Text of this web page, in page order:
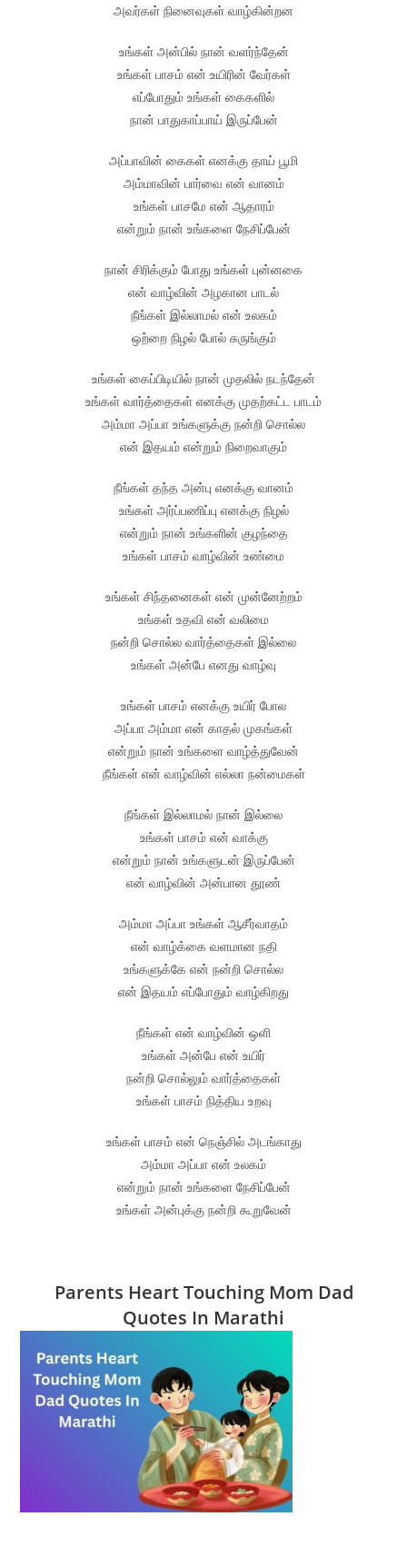
அவர்கள் நினைவுகள் வாழ்கின்றன
உங்கள் அன்பில் நான் வளர்ந்தேன்
உங்கள் பாசம் என் உயிரின் வேர்கள்
எப்போதும் உங்கள் கைகளில்
நான் பாதுகாப்பாய் இருப்பேன்
அப்பாவின் கைகள் எனக்கு தாய் பூமி
அம்மாவின் பார்வை என் வானம்
உங்கள் பாசமே என் ஆதாரம்
என்றும் நான் உங்களை நேசிப்பேன்
நான் சிரிக்கும் போது உங்கள் புன்னகை
என் வாழ்வின் அழகான பாடல்
நீங்கள் இல்லாமல் என் உலகம்
ஒற்றை நிழல் போல் சுருங்கும்
உங்கள் கைப்பிடியில் நான் முதலில் நடந்தேன்
உங்கள் வார்த்தைகள் எனக்கு முதற்கட்ட பாடம்
அம்மா அப்பா உங்களுக்கு நன்றி சொல்ல
என் இதயம் என்றும் நிறைவாகும்
நீங்கள் தந்த அன்பு எனக்கு வானம்
உங்கள் அர்ப்பணிப்பு எனக்கு நிழல்
என்றும் நான் உங்களின் குழந்தை
உங்கள் பாசம் வாழ்வின் உண்மை
உங்கள் சிந்தனைகள் என் முன்னேற்றம்
உங்கள் உதவி என் வலிமை
நன்றி சொல்ல வார்த்தைகள் இல்லை
உங்கள் அன்பே எனது வாழ்வு
உங்கள் பாசம் எனக்கு உயிர் போல
அப்பா அம்மா என் காதல் முகங்கள்
என்றும் நான் உங்களை வாழ்த்துவேன்
நீங்கள் என் வாழ்வின் எல்லா நன்மைகள்
நீங்கள் இல்லாமல் நான் இல்லை
உங்கள் பாசம் என் வாக்கு
என்றும் நான் உங்களுடன் இருப்பேன்
என் வாழ்வின் அன்பான தூண்
அம்மா அப்பா உங்கள் ஆசீர்வாதம்
என் வாழ்க்கை வளமான நதி
உங்களுக்கே என் நன்றி சொல்ல
என் இதயம் எப்போதும் வாழ்கிறது
நீங்கள் என் வாழ்வின் ஒளி
உங்கள் அன்பே என் உயிர்
நன்றி சொல்லும் வார்த்தைகள்
உங்கள் பாசம் நித்திய உறவு
உங்கள் பாசம் என் நெஞ்சில் அடங்காது
அம்மா அப்பா என் உலகம்
என்றும் நான் உங்களை நேசிப்பேன்
உங்கள் அன்புக்கு நன்றி கூறுவேன்
Parents Heart Touching Mom Dad
Quotes In Marathi